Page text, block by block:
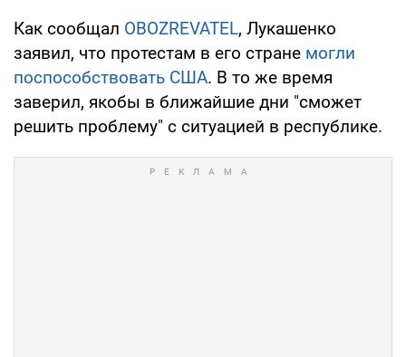
Как сообщал OBOZREVATEL, Лукашенко
заявил, что протестам в его стране могли
поспособствовать США. В то же время
заверил, якобы в ближайшие дни "сможет
решить проблему" с ситуацией в республике.